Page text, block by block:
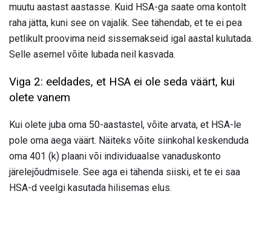
muutu aastast aastasse. Kuid HSA-ga saate oma kontolt
raha jätta, kuni see on vajalik. See tähendab, et te ei pea
petlikult proovima neid sissemakseid igal aastal kulutada.
Selle asemel võite lubada neil kasvada.
Viga 2: eeldades, et HSA ei ole seda väärt, kui
olete vanem
Kui olete juba oma 50-aastastel, võite arvata, et HSA-le
pole oma aega väärt. Näiteks võite siinkohal keskenduda
oma 401 (k) plaani või individuaalse vanaduskonto
järelejõudmisele. See aga ei tähenda siiski, et te ei saa
HSA-d veelgi kasutada hilisemas elus.